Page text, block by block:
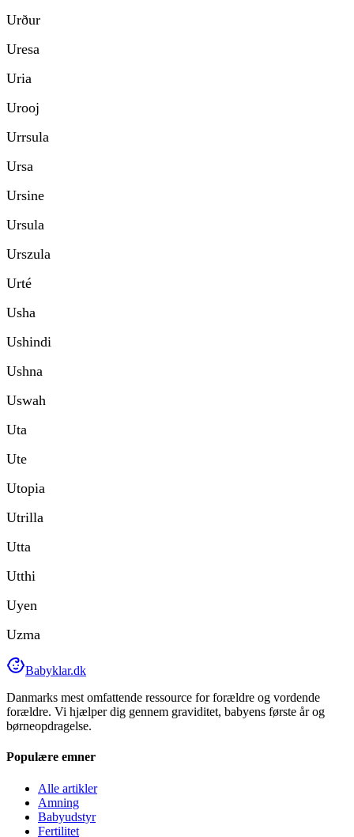
Urður
Uresa
Uria
Urooj
Urrsula
Ursa
Ursine
Ursula
Urszula
Urté
Usha
Ushindi
Ushna
Uswah
Uta
Ute
Utopia
Utrilla
Utta
Utthi
Uyen
Uzma
Babyklar.dk
Danmarks mest omfattende ressource for forældre og vordende
forældre. Vi hjælper dig gennem graviditet, babyens første år og
børneopdragelse.
Populære emner
Alle artikler
Amning
Babyudstyr
Fertilitet